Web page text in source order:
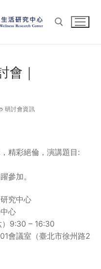
會｜
研討會資訊
精彩絕倫，演講題目:
參加。
究中心
心
9:30 – 16:30
會議室（臺北市徐州路2